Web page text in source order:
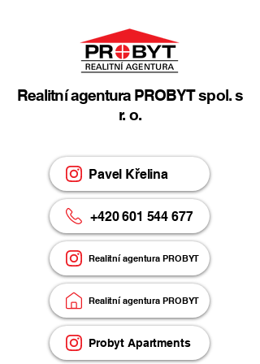
Realitní agentura PROBYT spol. s
r. o.
Pavel Křelina
+420 601 544 677
Realitní agentura PROBYT
Realitní agentura PROBYT
Probyt Apartments